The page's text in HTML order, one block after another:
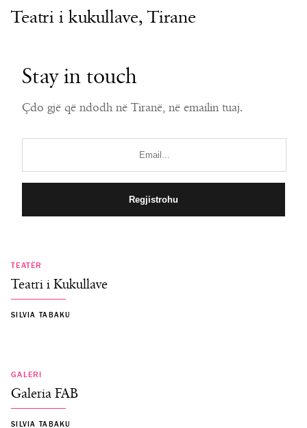
Teatri i kukullave, Tirane
Stay in touch
Çdo gjë që ndodh në Tiranë, në emailin tuaj.
TEATËR
Teatri i Kukullave
SILVIA TABAKU
GALERI
Galeria FAB
SILVIA TABAKU